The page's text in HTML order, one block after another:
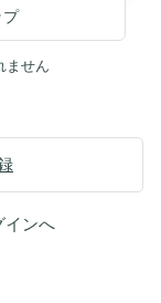
プ
ません
インへ